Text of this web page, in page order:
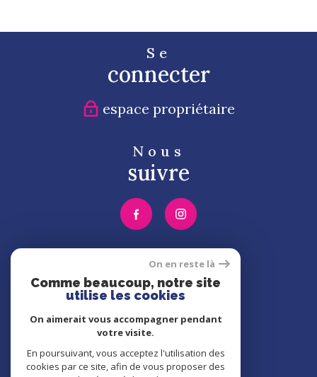
Se
connecter
espace propriétaire
Nous
suivre
Nous
adhérons
On en reste là
Comme beaucoup, notre site
utilise les cookies
On aimerait vous accompagner pendant
votre visite.
En poursuivant, vous acceptez l'utilisation des
cookies par ce site, afin de vous proposer des